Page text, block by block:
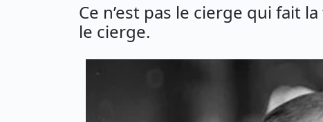
Ce n’est pas le cierge qui fait
le cierge.